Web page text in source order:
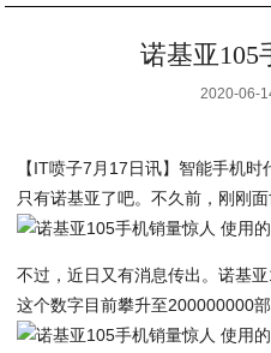
诺基亚105
2020-06-
【IT喷子7月17日讯】智能手机
只有诺基亚了吧。不久前，刚刚
不过，近日又有消息传出。诺基
这个数字目前攀升至200000000